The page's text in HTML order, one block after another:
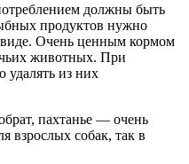
должны быть
продуктов нужно
Очень ценным кормом
животных. При
удалять из них
пахтанье — очень
взрослых собак, так в